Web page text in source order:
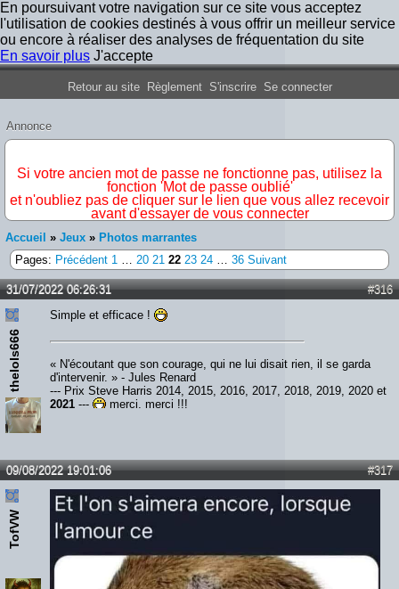
En poursuivant votre navigation sur ce site vous acceptez
l'utilisation de cookies destinés à vous offrir un meilleur service
ou encore à réaliser des analyses de fréquentation du site
En savoir plus J'accepte
Forum Iron Maiden France
Retour au site Règlement S'inscrire Se connecter
Annonce
Si votre ancien mot de passe ne fonctionne pas, utilisez la
fonction 'Mot de passe oublié'
et n'oubliez pas de cliquer sur le lien que vous allez recevoir
avant d'essayer de vous connecter
Accueil » Jeux » Photos marrantes
Pages: Précédent 1 … 20 21 22 23 24 … 36 Suivant
#316
31/07/2022 06:26:31
thelols666
Simple et efficace !
« N'écoutant que son courage, qui ne lui disait rien, il se garda
d'intervenir. » - Jules Renard
--- Prix Steve Harris 2014, 2015, 2016, 2017, 2018, 2019, 2020 et
2021 --- merci, merci !!!
#317
09/08/2022 19:01:06
TofVW